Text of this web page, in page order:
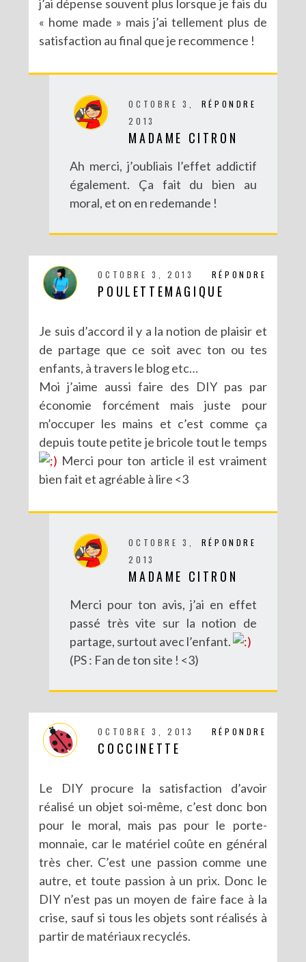
j’ai dépense souvent plus lorsque je fais du
« home made » mais j’ai tellement plus de
satisfaction au final que je recommence !
RÉPONDRE
OCTOBRE 3,
2013
MADAME CITRON
Ah merci, j’oubliais l’effet addictif
également. Ça fait du bien au
moral, et on en redemande !
RÉPONDRE
OCTOBRE 3, 2013
POULETTEMAGIQUE
Je suis d’accord il y a la notion de plaisir et
de partage que ce soit avec ton ou tes
enfants, à travers le blog etc…
Moi j’aime aussi faire des DIY pas par
économie forcément mais juste pour
m’occuper les mains et c’est comme ça
depuis toute petite je bricole tout le temps
Merci pour ton article il est vraiment
bien fait et agréable à lire <3
RÉPONDRE
OCTOBRE 3,
2013
MADAME CITRON
Merci pour ton avis, j’ai en effet
passé très vite sur la notion de
partage, surtout avec l’enfant.
(PS : Fan de ton site ! <3)
RÉPONDRE
OCTOBRE 3, 2013
COCCINETTE
Le DIY procure la satisfaction d’avoir
réalisé un objet soi-même, c’est donc bon
pour le moral, mais pas pour le porte-
monnaie, car le matériel coûte en général
très cher. C’est une passion comme une
autre, et toute passion à un prix. Donc le
DIY n’est pas un moyen de faire face à la
crise, sauf si tous les objets sont réalisés à
partir de matériaux recyclés.